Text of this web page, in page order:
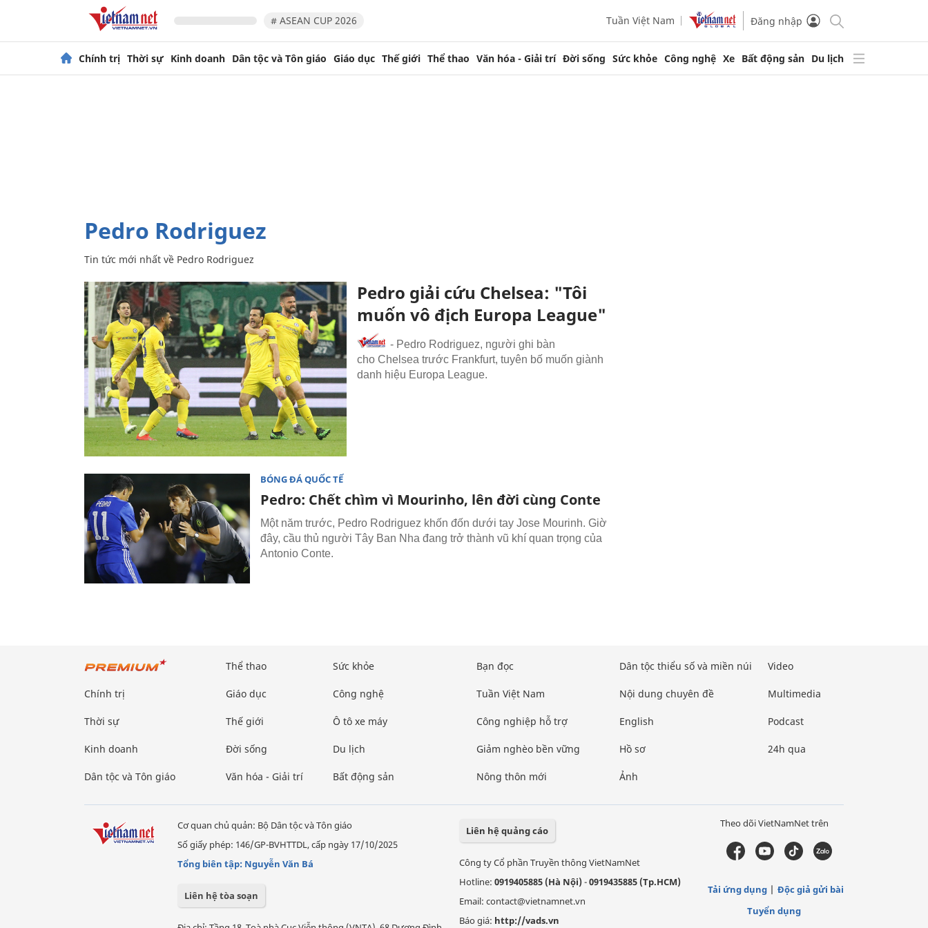
# ASEAN CUP 2026 Tuần Việt Nam Đăng nhập
Chính trị Thời sự Kinh doanh Dân tộc và Tôn giáo Giáo dục Thế giới Thể thao Văn hóa - Giải trí Đời sống Sức khỏe Công nghệ Xe Bất động sản Du lịch
Pedro Rodriguez
Tin tức mới nhất về Pedro Rodriguez
Pedro giải cứu Chelsea: "Tôi
muốn vô địch Europa League"
- Pedro Rodriguez, người ghi bàn
cho Chelsea trước Frankfurt, tuyên bố muốn giành
danh hiệu Europa League.
BÓNG ĐÁ QUỐC TẾ
Pedro: Chết chìm vì Mourinho, lên đời cùng Conte
Một năm trước, Pedro Rodriguez khốn đốn dưới tay Jose Mourinh. Giờ
đây, cầu thủ người Tây Ban Nha đang trở thành vũ khí quan trọng của
Antonio Conte.
Chính trị
Thời sự
Kinh doanh
Dân tộc và Tôn giáo
Thể thao
Giáo dục
Thế giới
Đời sống
Văn hóa - Giải trí
Sức khỏe
Công nghệ
Ô tô xe máy
Du lịch
Bất động sản
Bạn đọc
Tuần Việt Nam
Công nghiệp hỗ trợ
Giảm nghèo bền vững
Nông thôn mới
Dân tộc thiểu số và miền núi
Nội dung chuyên đề
English
Hồ sơ
Ảnh
Video
Multimedia
Podcast
24h qua
Cơ quan chủ quản: Bộ Dân tộc và Tôn giáo
Số giấy phép: 146/GP-BVHTTDL, cấp ngày 17/10/2025
Tổng biên tập: Nguyễn Văn Bá
Liên hệ tòa soạn
Liên hệ quảng cáo
Công ty Cổ phần Truyền thông VietNamNet
Hotline: 0919405885 (Hà Nội)-0919435885 (Tp.HCM)
Email: contact@vietnamnet.vn
Báo giá: http://vads.vn
Theo dõi VietNamNet trên
Tải ứng dụng
Độc giả gửi bài
Tuyển dụng